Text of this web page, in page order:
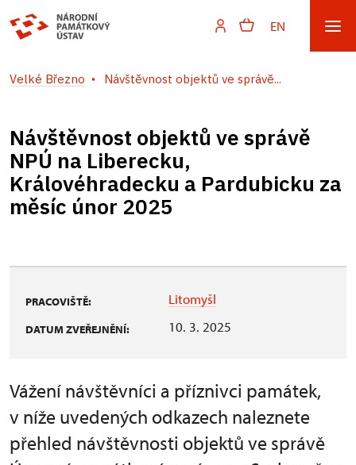
EN
Velké Březno Návštěvnost objektů ve správě...
Návštěvnost objektů ve správě
NPÚ na Liberecku,
Královéhradecku a Pardubicku za
měsíc únor 2025
PRACOVIŠTĚ: Litomyšl
DATUM ZVEŘEJNĚNÍ: 10. 3. 2025
Vážení návštěvníci a příznivci památek,
v níže uvedených odkazech naleznete
přehled návštěvnosti objektů ve správě